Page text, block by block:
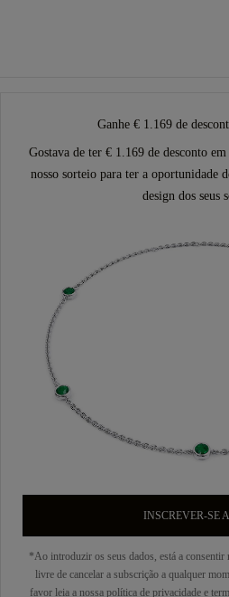
Ganhe € 1.169 de
Gostava de ter € 1.169 de desconto
nosso sorteio para ter a oportunidade
design dos seus
INSCREVER-SE
*Ao introduzir os seus dados, está a consentir
livre de cancelar a subscrição a qualquer
favor leia a nossa política de privacidade e